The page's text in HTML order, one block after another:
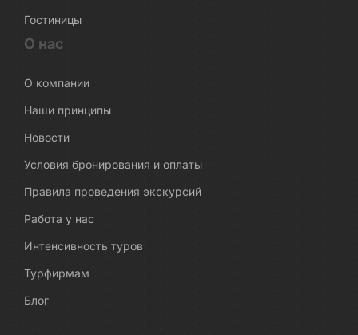
Гостиницы
О нас
О компании
Наши принципы
Новости
Условия бронирования и оплаты
Правила проведения экскурсий
Работа у нас
Интенсивность туров
Турфирмам
Блог